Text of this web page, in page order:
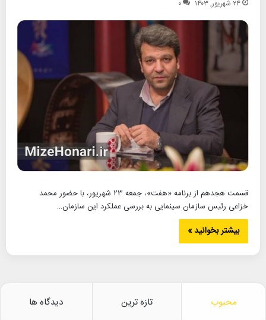
۲۴ شهریور, ۱۴۰۳ ۰
قسمت هجدهم از برنامه «هفت»، جمعه ۲۳ شهریور، با حضور محمد
خزاعی رئیس سازمان سینمایی به بررسی عملکرد این سازمان…
بیشتر بخوانید »
محبوب تازه ترین دیدگاه ها